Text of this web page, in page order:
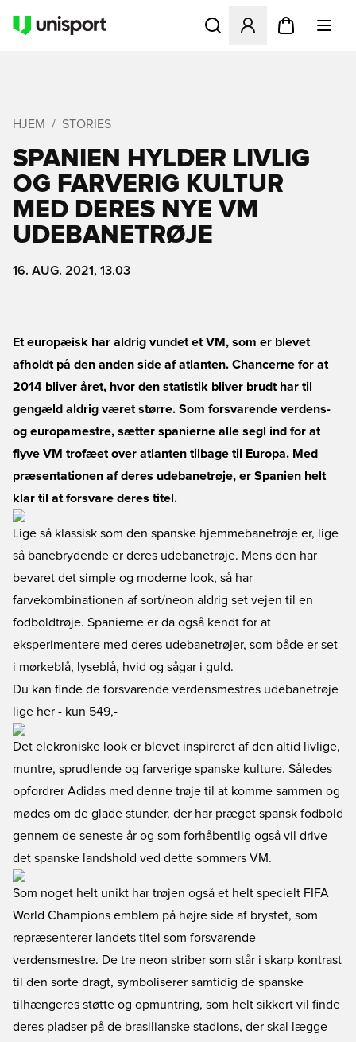
Åbner en Modal til at
HJEM STORIES
SPANIEN HYLDER LIVLIG
OG FARVERIG KULTUR
MED DERES NYE VM
UDEBANETRØJE
16. AUG. 2021, 13.03
Et europæisk har aldrig vundet et VM, som er blevet
afholdt på den anden side af atlanten. Chancerne for at
2014 bliver året, hvor den statistik bliver brudt har til
gengæld aldrig været større. Som forsvarende verdens-
og europamestre, sætter spanierne alle segl ind for at
flyve VM trofæet over atlanten tilbage til Europa. Med
præsentationen af deres udebanetrøje, er Spanien helt
klar til at forsvare deres titel.
Lige så klassisk som den spanske hjemmebanetrøje er, lige
så banebrydende er deres udebanetrøje. Mens den har
bevaret det simple og moderne look, så har
farvekombinationen af sort/neon aldrig set vejen til en
fodboldtrøje. Spanierne er da også kendt for at
eksperimentere med deres udebanetrøjer, som både er set
i mørkeblå, lyseblå, hvid og sågar i guld.
Du kan finde de forsvarende verdensmestres udebanetrøje
lige her - kun 549,-
Det elekroniske look er blevet inspireret af den altid livlige,
muntre, sprudlende og farverige spanske kulture. Således
opfordrer Adidas med denne trøje til at komme sammen og
mødes om de glade stunder, der har præget spansk fodbold
gennem de seneste år og som forhåbentlig også vil drive
det spanske landshold ved dette sommers VM.
Som noget helt unikt har trøjen også et helt specielt FIFA
World Champions emblem på højre side af brystet, som
repræsenterer landets titel som forsvarende
verdensmestre. De tre neon striber som står i skarp kontrast
til den sorte dragt, symboliserer samtidig de spanske
tilhængeres støtte og opmuntring, som helt sikkert vil finde
deres pladser på de brasilianske stadions, der skal lægge